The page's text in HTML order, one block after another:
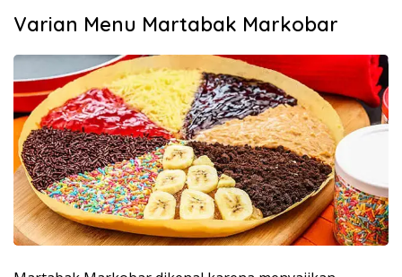
Varian Menu Martabak Markobar